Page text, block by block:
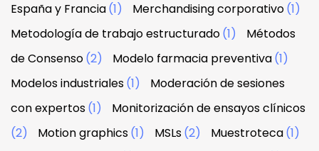
España y Francia(1) Merchandising corporativo(1)
Metodología de trabajo estructurado(1)
Métodos
de Consenso(2) Modelo farmacia preventiva(1)
Modelos industriales(1)
Moderación de sesiones
con expertos(1)
Monitorización de ensayos clínicos
(2)
Motion graphics(1) MSLs(2) Muestroteca(1)